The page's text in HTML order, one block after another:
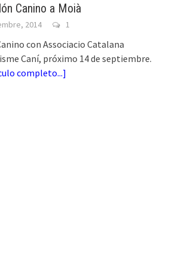
Canino a Moià
2014 1
con Associacio Catalana
Caní, próximo 14 de septiembre.
completo...]